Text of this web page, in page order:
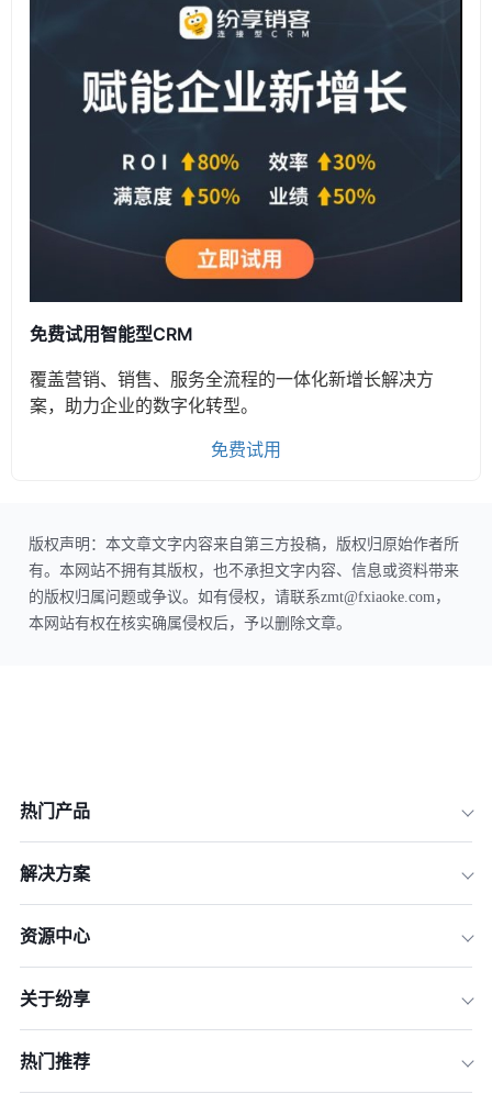
免费试用智能型CRM
覆盖营销、销售、服务全流程的一体化新增长解决方
案，助力企业的数字化转型。
免费试用
版权声明：本文章文字内容来自第三方投稿，版权归原始作者所
有。本网站不拥有其版权，也不承担文字内容、信息或资料带来
的版权归属问题或争议。如有侵权，请联系zmt@fxiaoke.com，
本网站有权在核实确属侵权后，予以删除文章。
热门产品
解决方案
资源中心
关于纷享
热门推荐